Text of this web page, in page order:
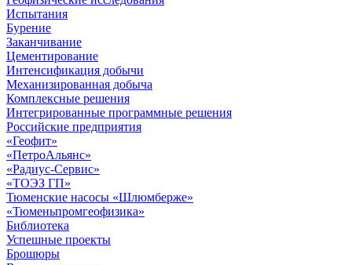
Испытания
Бурение
Заканчивание
Цементирование
Интенсификация добычи
Механизированная добыча
Комплексные решения
Интегрированные программные решения
Российские предприятия
«Геофит»
«ПетроАльянс»
«Радиус-Сервис»
«ТОЭЗ ГП»
Тюменские насосы «Шлюмберже»
«Тюменьпромгеофизика»
Библиотека
Успешные проекты
Брошюры